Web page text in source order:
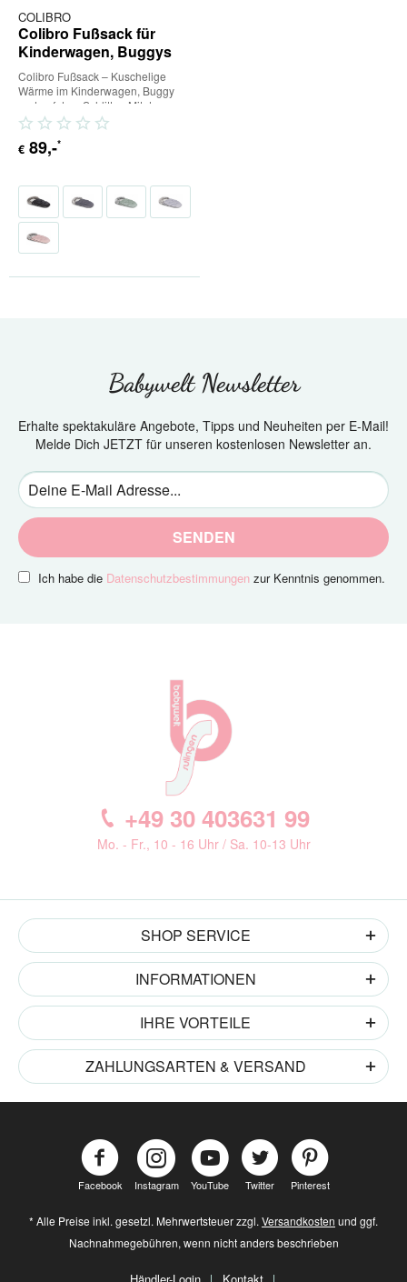
COLIBRO
Colibro Fußsack für
Kinderwagen, Buggys
und Schlitten
Colibro Fußsack – Kuschelige
Wärme im Kinderwagen, Buggy
und auf dem Schlitten Mit dem
Colibro Fußsack ist Ihr...
€ 89,-*
Babywelt Newsletter
Erhalte spektakuläre Angebote, Tipps und Neuheiten per E-Mail!
Melde Dich JETZT für unseren kostenlosen Newsletter an.
SENDEN
Ich habe die Datenschutzbestimmungen zur Kenntnis genommen.
+49 30 403631 99
Mo. - Fr., 10 - 16 Uhr / Sa. 10-13 Uhr
SHOP SERVICE
INFORMATIONEN
IHRE VORTEILE
ZAHLUNGSARTEN & VERSAND
Facebook Instagram YouTube Twitter Pinterest
* Alle Preise inkl. gesetzl. Mehrwertsteuer zzgl. Versandkosten und ggf.
Nachnahmegebühren, wenn nicht anders beschrieben